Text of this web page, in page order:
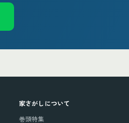
家さがしについて
巻頭特集